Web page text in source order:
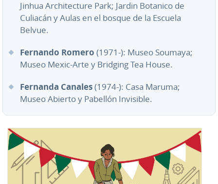
Jinhua Architecture Park; Jardin Botanico de
Culiacán y Aulas en el bosque de la Escuela
Belvue.
Fernando Romero (1971-): Museo Soumaya;
Museo Mexic-Arte y Bridging Tea House.
Fernanda Canales(1974-): Casa Maruma;
Museo Abierto y Pabellón Invisible.